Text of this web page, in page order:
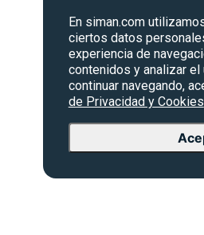
En siman.com
ciertos datos
experiencia de
contenidos y analizar el
continuar navegando,
de Privacidad y Cookies